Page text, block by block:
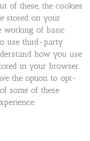
of these, the cookies
stored on your
working of basic
use third-party
how you use
in your browser
the option to opt-
some of these